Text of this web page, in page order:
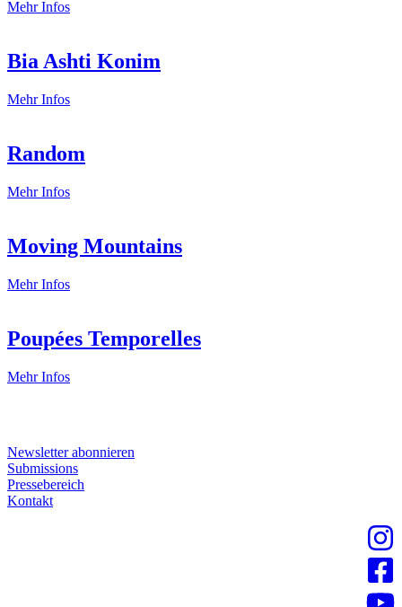
Mehr InfosAstrogolem
Bia Ashti Konim
Mehr InfosBia
Random
Mehr InfosRandom
Moving Mountains
Mehr InfosMoving
Poupées Temporelles
Mehr InfosPoupées
Newsletter abonnieren
Submissions
Pressebereich
Kontakt